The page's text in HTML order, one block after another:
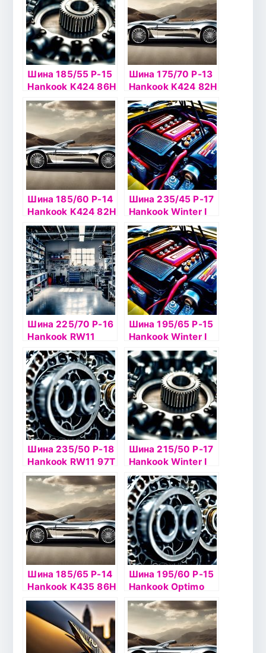
Шина 185/55 Р-15
Hankook K424 86H
б/к
Шина 175/70 Р-13
Hankook K424 82H
б/к
Шина 185/60 Р-14
Hankook K424 82H
б/к
Шина 235/45 Р-17
Hankook Winter I
Pike RS2 W429
97T шип
Шина 225/70 Р-16
Hankook RW11
103T шип
Шина 195/65 Р-15
Hankook Winter I
Pike RS2 W429 91Т
б/к шип
Шина 235/50 Р-18
Hankook RW11 97T
шип
Шина 215/50 Р-17
Hankook Winter I
Pike RS2 W429
95T шип
Шина 185/65 Р-14
Hankook K435 86H
Шина 195/60 Р-15
Hankook Optimo
K715 88T б/к